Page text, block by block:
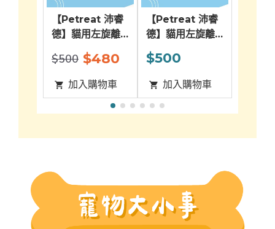
【Petreat 沛睿
德】貓用左旋離胺
酸軟嚼錠 150g
$480
$500
加入購物車
【Petreat 沛睿
德】貓用左旋離胺
酸粉2g X 30包
$500
加入購物車